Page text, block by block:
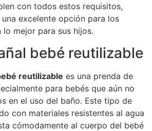
con todos estos requisitos,
excelente opción para los
lo mejor para sus hijos.
bebé reutilizable
reutilizable es una prenda de
para bebés que aún no
en el uso del baño. Este tipo de
con materiales resistentes al agua
cómodamente al cuerpo del bebé